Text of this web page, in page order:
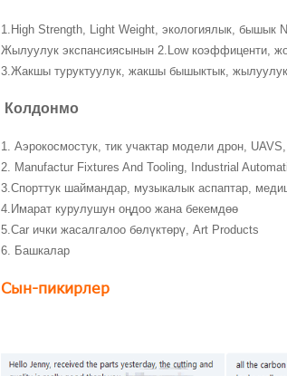
1.High Strength, Light Weight, экологиялык, бышык
Жылуулук экспансиясынын 2.Low коэффиценти,
3.Жакшы туруктуулук, жакшы бышыктык,
Колдонмо
1. Аэрокосмостук, тик учактар модели дрон,
2. Manufactur Fixtures And Tooling, Industrial
3.Спорттук шаймандар, музыкалык аспаптар,
4.Имарат курулушун оңдоо жана бекемдөө
5.Car ички жасалгалоо бөлүктөрү, Art Products
6. Башкалар
Сын-пикирлер